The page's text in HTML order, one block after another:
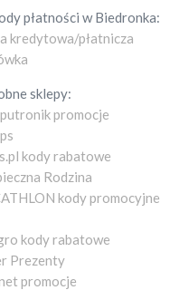
płatności wBiedronka:
kredytowa/płatnicza
sklepy:
promocje
kody rabatowe
Rodzina
kody promocyjne
kody rabatowe
Prezenty
promocje